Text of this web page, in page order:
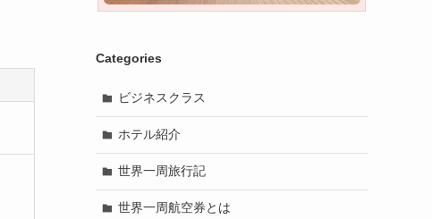
Categories
ビジネスクラス
ホテル紹介
世界一周旅行記
世界一周航空券とは